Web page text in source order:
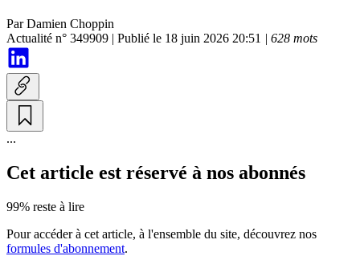
ParDamien Choppin
Actualité n° 349909 | Publié le 18 juin 2026 20:51 | 628 mots
...
Cet article est réservé à nos abonnés
99% reste à lire
Pour accéder à cet article, à l'ensemble du site, découvrez nos
formules d'abonnement.